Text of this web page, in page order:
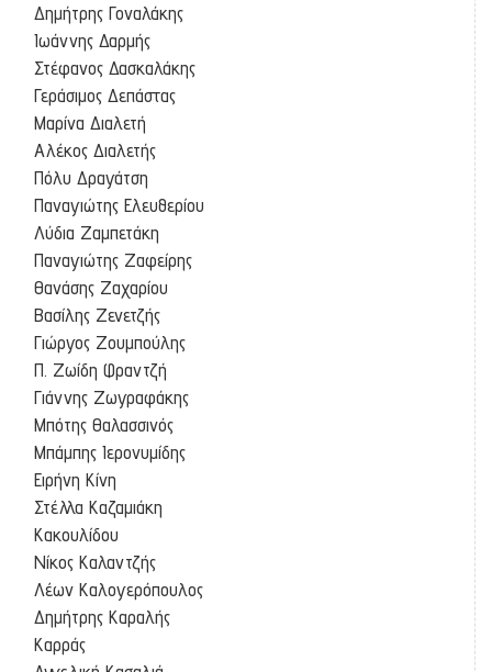
Δημήτρης Γοναλάκης
Ιωάννης Δαρμής
Στέφανος Δασκαλάκης
Γεράσιμος Δεπάστας
Μαρίνα Διαλετή
Αλέκος Διαλετής
Πόλυ Δραγάτση
Παναγιώτης Ελευθερίου
Λύδια Ζαμπετάκη
Παναγιώτης Ζαφείρης
Θανάσης Ζαχαρίου
Βασίλης Ζενετζής
Γιώργος Ζουμπούλης
Π. Ζωίδη Φραντζή
Γιάννης Ζωγραφάκης
Μπότης Θαλασσινός
Μπάμπης Ιερονυμίδης
Ειρήνη Κίνη
Στέλλα Καζαμιάκη
Κακουλίδου
Νίκος Καλαντζής
Λέων Καλογερόπουλος
Δημήτρης Καραλής
Καρράς